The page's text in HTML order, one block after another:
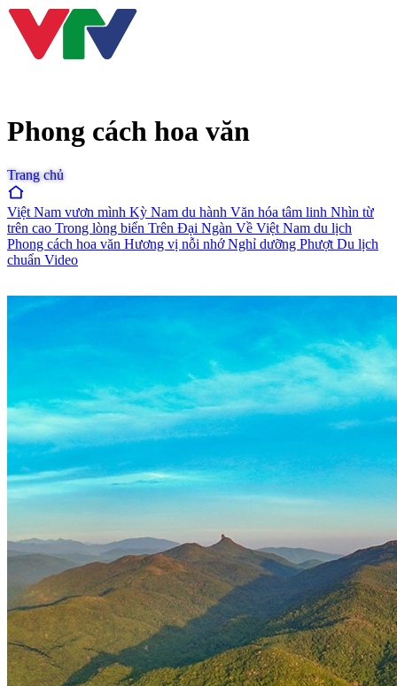
Phong cách hoa văn
Trang chủ
Việt Nam vươn mình Kỳ Nam du hành Văn hóa tâm linh Nhìn từ
trên cao Trong lòng biển Trên Đại Ngàn Về Việt Nam du lịch
Phong cách hoa văn Hương vị nỗi nhớNghỉ dưỡng Phượt Du lịch
chuẩn Video